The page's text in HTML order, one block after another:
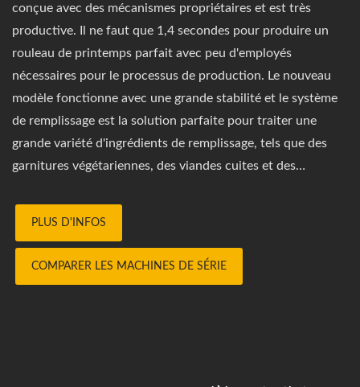
conçue avec des mécanismes propriétaires et est très
productive. Il ne faut que 1,4 secondes pour produire un
rouleau de printemps parfait avec peu d'employés
nécessaires pour le processus de production. Le nouveau
modèle fonctionne avec une grande stabilité et le système
de remplissage est la solution parfaite pour traiter une
grande variété d'ingrédients de remplissage, tels que des
garnitures végétariennes, des viandes cuites et des
différentes longueurs, textures et appliquer la quantité
PLUS D'INFOS
COMPARER LES MACHINES DE SÉRIE